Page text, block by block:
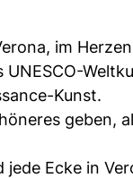
im
UNESCO-
Kunst.
geben,
Ecke in